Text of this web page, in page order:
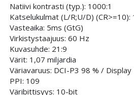
Natiivi kontrasti (typ.): 1000:1
Katselukulmat (L/R;U/D)
Vasteaika: 5ms (GtG)
Virkistystaajuus: 60 Hz
Kuvasuhde: 21:9
Värit: 1,07 miljardia
Väriavaruus: DCI-P3 98 % /
PPI: 109
Väribittisyys: 10-bit